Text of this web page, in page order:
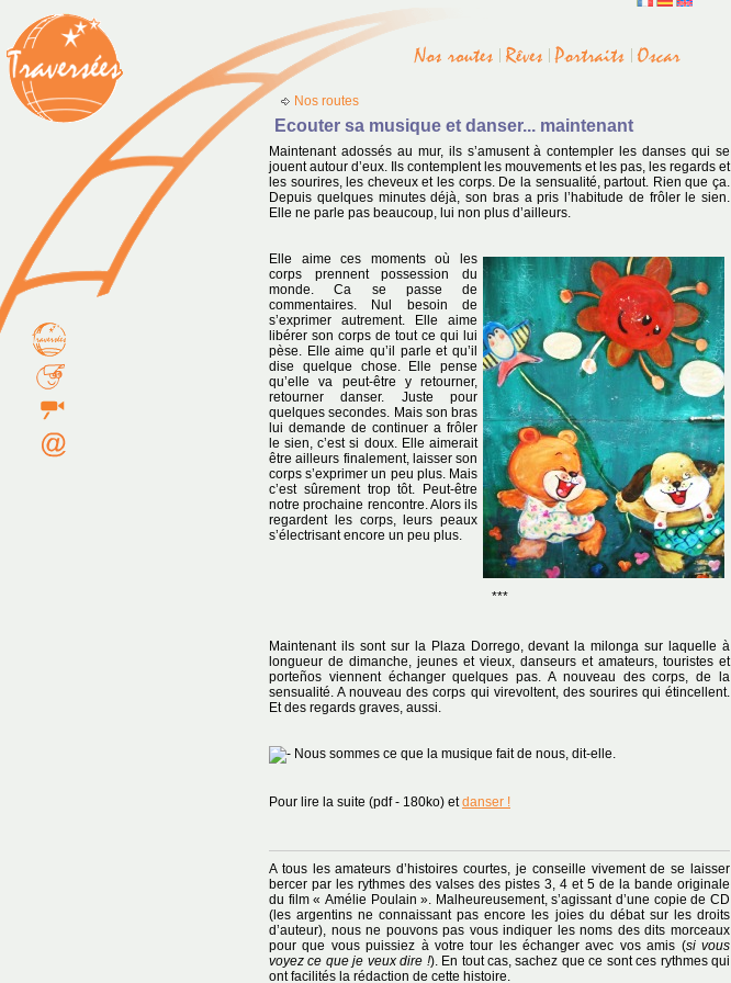
Nos routes
Ecouter sa musique et danser... maintenant
Maintenant adossés au mur, ils s’amusent à contempler les danses qui se
jouent autour d’eux. Ils contemplent les mouvements et les pas, les regards et
les sourires, les cheveux et les corps. De la sensualité, partout. Rien que ça.
Depuis quelques minutes déjà, son bras a pris l’habitude de frôler le sien.
Elle ne parle pas beaucoup, lui non plus d’ailleurs.
Elle aime ces moments où les
corps prennent possession du
monde. Ca se passe de
commentaires. Nul besoin de
s’exprimer autrement. Elle aime
libérer son corps de tout ce qui lui
pèse. Elle aime qu’il parle et qu’il
dise quelque chose. Elle pense
qu’elle va peut-être y retourner,
retourner danser. Juste pour
quelques secondes. Mais son bras
lui demande de continuer a frôler
le sien, c’est si doux. Elle aimerait
être ailleurs finalement, laisser son
corps s’exprimer un peu plus. Mais
c’est sûrement trop tôt. Peut-être
notre prochaine rencontre. Alors ils
regardent les corps, leurs peaux
s’électrisant encore un peu plus.
***
Maintenant ils sont sur la Plaza Dorrego, devant la milonga sur laquelle à
longueur de dimanche, jeunes et vieux, danseurs et amateurs, touristes et
porteños viennent échanger quelques pas. A nouveau des corps, de la
sensualité. A nouveau des corps qui virevoltent, des sourires qui étincellent.
Et des regards graves, aussi.
Nous sommes ce que la musique fait de nous, dit-elle.
Pour lire la suite (pdf - 180ko) etdanser !
A tous les amateurs d’histoires courtes, je conseille vivement de se laisser
bercer par les rythmes des valses des pistes 3, 4 et 5 de la bande originale
du film « Amélie Poulain ». Malheureusement, s’agissant d’une copie de CD
(les argentins ne connaissant pas encore les joies du débat sur les droits
d’auteur), nous ne pouvons pas vous indiquer les noms des dits morceaux
pour que vous puissiez à votre tour les échanger avec vos amis (si vous
voyez ce que je veux dire !). En tout cas, sachez que ce sont ces rythmes qui
ont facilités la rédaction de cette histoire.